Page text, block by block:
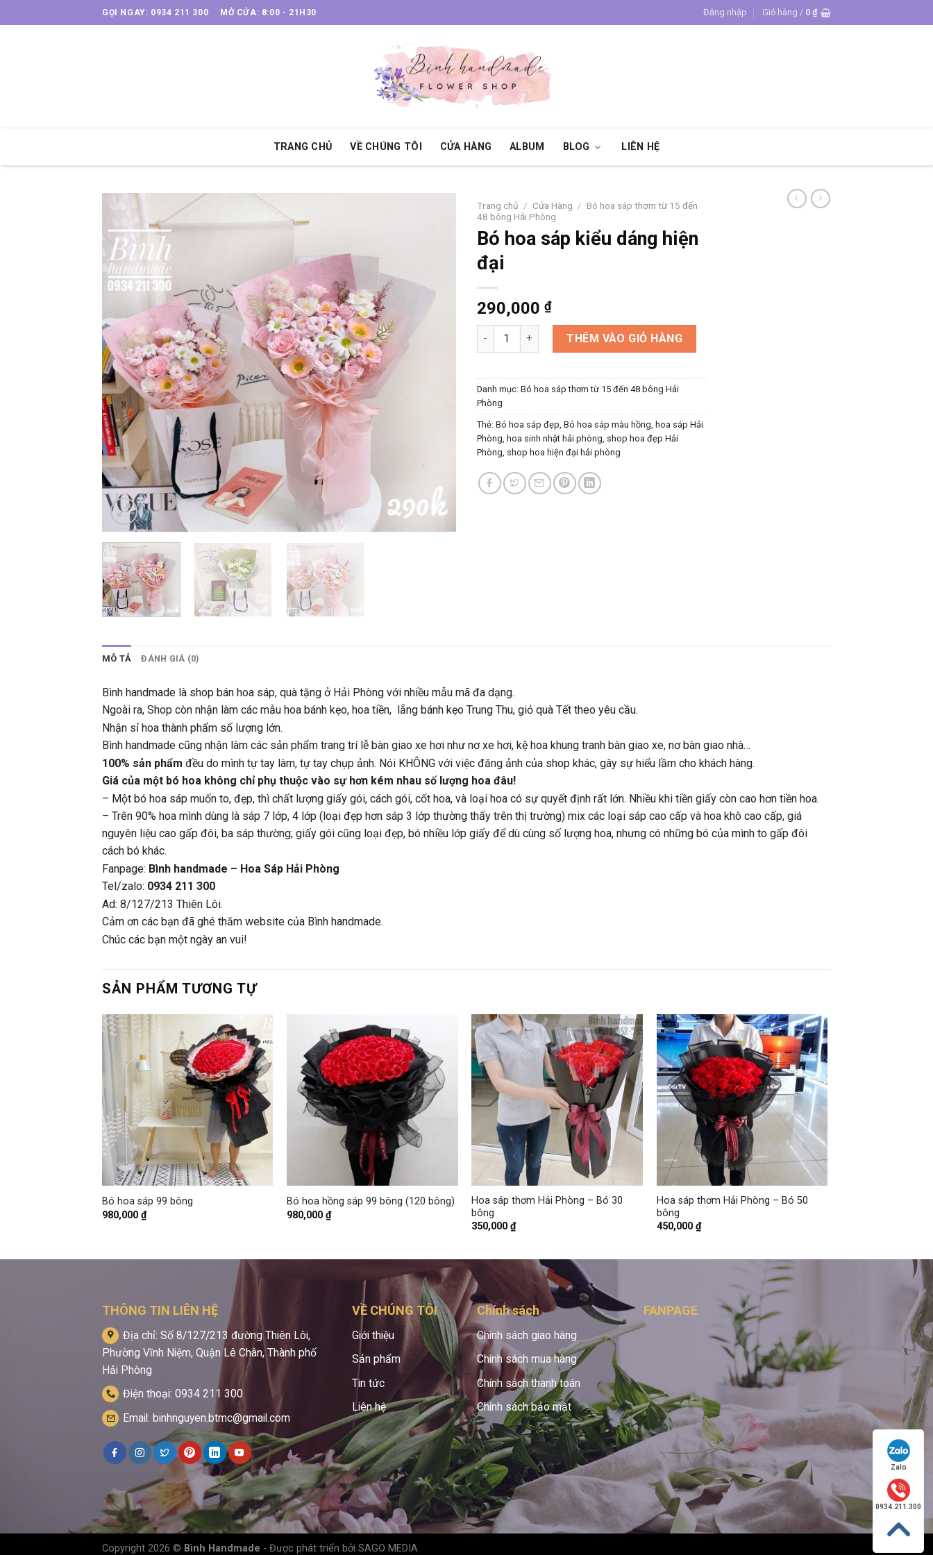
to
GỌI NGAY: 0934 211 300 MỞ CỬA: 8:00 - 21H30 Đăng nhập Giỏ hàng / 0 ₫
TRANG CHỦ VỀ CHÚNG TÔI CỬA HÀNG ALBUM BLOG LIÊN HỆ
Trang chủ / Cửa Hàng / Bó hoa sáp thơm từ 15 đến
48 bông Hải Phòng
Bó hoa sáp kiểu dáng hiện
đại
290,000 ₫
Bó hoa sáp kiểu dáng hiện đại số lượng
THÊM VÀO GIỎ HÀNG
Danh mục: Bó hoa sáp thơm từ 15 đến 48 bông Hải
Phòng
Thẻ: Bó hoa sáp đẹp Bó hoa sáp màu hồng hoa sáp Hải
Phòng hoa sinh nhật hải phòng shop hoa đẹp Hải
Phòng shop hoa hiện đại hải phòng
MÔ TẢ ĐÁNH GIÁ (0)
Bình handmade là shop bán hoa sáp, quà tặng ở Hải Phòng với nhiều mẫu mã đa dạng.
Ngoài ra, Shop còn nhận làm các mẫu hoa bánh kẹo, hoa tiền, lẵng bánh kẹo Trung Thu, giỏ quà Tết theo yêu cầu.
Nhận sỉ hoa thành phẩm số lượng lớn.
Bình handmade cũng nhận làm các sản phẩm trang trí lễ bàn giao xe hơi như nơ xe hơi, kệ hoa khung tranh bàn giao xe, nơ bàn giao nhà…
100% sản phẩm đều do mình tự tay làm, tự tay chụp ảnh. Nói KHÔNG với việc đăng ảnh của shop khác, gây sự hiểu lầm cho khách hàng.
Giá của một bó hoa không chỉ phụ thuộc vào sự hơn kém nhau số lượng hoa đâu!
– Một bó hoa sáp muốn to, đẹp, thì chất lượng giấy gói, cách gói, cốt hoa, và loại hoa có sự quyết định rất lớn. Nhiều khi tiền giấy còn cao hơn tiền hoa.
– Trên 90% hoa mình dùng là sáp 7 lớp, 4 lớp (loại đẹp hơn sáp 3 lớp thường thấy trên thị trường) mix các loại sáp cao cấp và hoa khô cao cấp, giá
nguyên liệu cao gấp đôi, ba sáp thường; giấy gói cũng loại đẹp, bó nhiều lớp giấy để dù cùng số lượng hoa, nhưng có những bó của mình to gấp đôi
cách bó khác.
Fanpage: Bình handmade – Hoa Sáp Hải Phòng
Tel/zalo: 0934 211 300
Ad: 8/127/213 Thiên Lôi.
Cảm ơn các bạn đã ghé thăm website của Bình handmade.
Chúc các bạn một ngày an vui!
SẢN PHẨM TƯƠNG TỰ
+
Bó hoa sáp 99 bông
980,000 ₫
Bó hoa hồng sáp 99 bông (120 bông)
980,000₫
Hoa sáp thơm Hải Phòng – Bó 30
bông
350,000₫
Hoa sáp thơm Hải Phòng – Bó 50
bông
450,000 ₫
THÔNG TIN LIÊN HỆ
Địa chỉ: Số 8/127/213 đường Thiên Lôi,
Phường Vĩnh Niệm, Quận Lê Chân, Thành phố
Hải Phòng
Điện thoại: 0934 211 300
Email: binhnguyen.btmc@gmail.com
VỀ CHÚNG TÔI
Giới thiệu
Sản phẩm
Tin tức
Liên hệ
Chính sách
Chính sách giao hàng
Chính sách mua hàng
Chính sách thanh toán
Chính sách bảo mật
FANPAGE
Copyright 2026 © Bình Handmade - Được phát triển bởi SAGO MEDIA
Zalo
0934.211.300